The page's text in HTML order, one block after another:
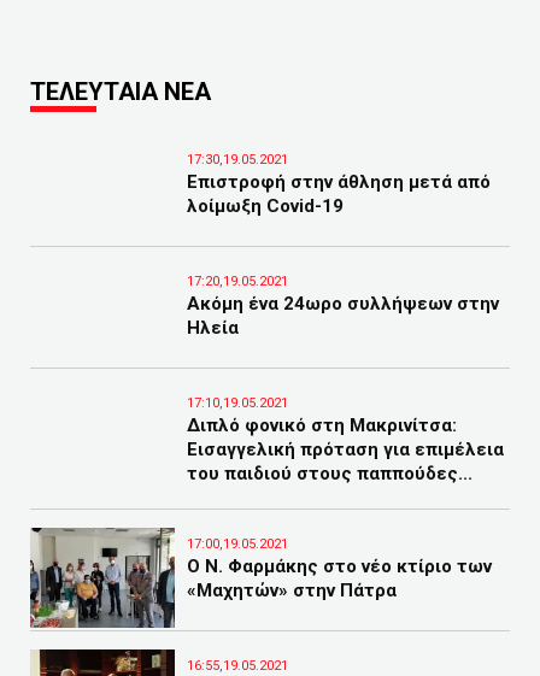
ΤΕΛΕΥΤΑΙΑ ΝΕΑ
17:30,19.05.2021
Επιστροφή στην άθληση μετά από
λοίμωξη Covid-19
17:20,19.05.2021
Ακόμη ένα 24ωρο συλλήψεων στην
Ηλεία
17:10,19.05.2021
Διπλό φονικό στη Μακρινίτσα:
Εισαγγελική πρόταση για επιμέλεια
του παιδιού στους παππούδες...
17:00,19.05.2021
Ο Ν. Φαρμάκης στο νέο κτίριο των
«Μαχητών» στην Πάτρα
16:55,19.05.2021